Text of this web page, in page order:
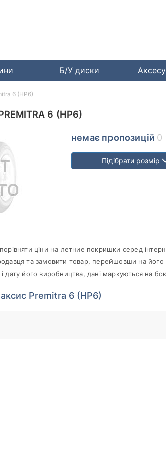
Б/У диски
6 (HP6)
немає пропозицій 0
Підібрати розмір
ціни на летние покришки серед
та замовити товар, перейшовши на його
дату його виробництва, дані маркуються на
Premitra 6 (HP6)
6 (HP6)